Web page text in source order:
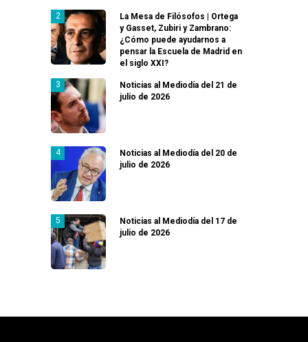
La Mesa de Filósofos | Ortega
y Gasset, Zubiri y Zambrano:
¿Cómo puede ayudarnos a
pensar la Escuela de Madrid en
el siglo XXI?
Noticias al Mediodía del 21 de
julio de 2026
Noticias al Mediodía del 20 de
julio de 2026
Noticias al Mediodía del 17 de
julio de 2026